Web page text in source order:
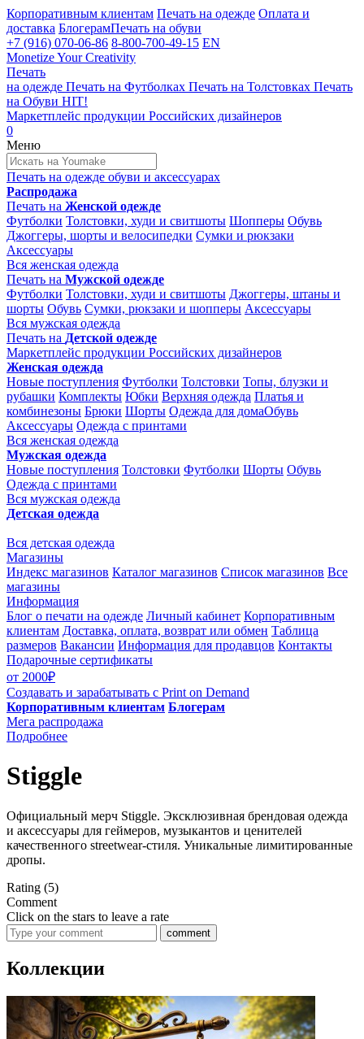
Корпоративным клиентам Печать на одежде Оплата и
доставка БлогерамПечать на обуви
+7 (916) 070-06-86 8-800-700-49-15 EN
Monetize Your Creativity
Печать
на одежде Печать на Футболках Печать на Толстовках Печать
на Обуви HIT!
Маркетплейс продукции Российских дизайнеров
0
Меню
Печать на одежде обуви и аксессуарах
Распродажа
Печать на Женской одежде
Футболки Толстовки, худи и свитшоты Шопперы Обувь
Джоггеры, шорты и велосипедки Сумки и рюкзаки
Аксессуары
Вся женская одежда
Печать на Мужской одежде
Футболки Толстовки, худи и свитшоты Джоггеры, штаны и
шорты Обувь Сумки, рюкзаки и шопперы Аксессуары
Вся мужская одежда
Печать на Детской одежде
Маркетплейс продукции Российских дизайнеров
Женская одежда
Новые поступления Футболки Толстовки Топы, блузки и
рубашки Комплекты Юбки Верхняя одежда Платья и
комбинезоны Брюки Шорты Одежда для домаОбувь
Аксессуары Одежда с принтами
Вся женская одежда
Мужская одежда
Новые поступления Толстовки Футболки Шорты Обувь
Одежда с принтами
Вся мужская одежда
Детская одежда
Вся детская одежда
Магазины
Индекс магазинов Каталог магазинов Список магазинов Все
магазины
Информация
Блог о печати на одежде Личный кабинет Корпоративным
клиентам Доставка, оплата, возврат или обмен Таблица
размеров Вакансии Информация для продавцов Контакты
Подарочные сертификаты
от 2000₽
Создавать и зарабатывать с Print on Demand
Корпоративным клиентам Блогерам
Мега распродажа
Подробнее
Stiggle
Официальный мерч Stiggle. Эксклюзивная брендовая одежда
и аксессуары для геймеров, музыкантов и ценителей
качественного streetwear-стиля. Уникальные лимитированные
дропы.
Rating (5)
Comment
Click on the stars to leave a rate
comment
Коллекции